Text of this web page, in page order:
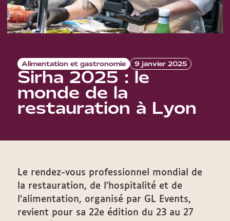
Alimentation et gastronomie 9 janvier 2025
Sirha 2025 : le
monde de la
restauration à Lyon
Le rendez-vous professionnel mondial de
la restauration, de l’hospitalité et de
l’alimentation, organisé par GL Events,
revient pour sa 22e édition du 23 au 27